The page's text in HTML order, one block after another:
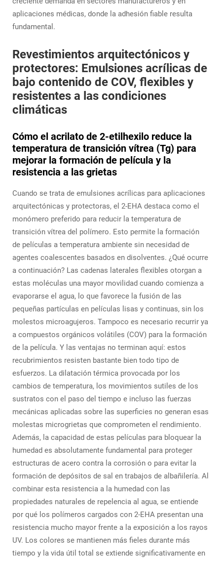
aplicaciones médicas, donde la adhesión fiable resulta
fundamental.
Revestimientos arquitectónicos y
protectores: Emulsiones acrílicas de
bajo contenido de COV, flexibles y
resistentes a las condiciones
climáticas
Cómo el acrilato de 2-etilhexilo reduce la
temperatura de transición vítrea (Tg) para
mejorar la formación de película y la
resistencia a las grietas
Cuando se trata de emulsiones acrílicas para aplicaciones
arquitectónicas y protectoras, el 2-EHA destaca como el
monómero preferido para reducir la temperatura de
transición vítrea del polímero. Esto permite la formación
de películas a temperatura ambiente sin necesidad de
agentes coalescentes basados en disolventes. ¿Qué ocurre
a continuación? Las cadenas laterales flexibles otorgan a
estas moléculas una mayor movilidad cuando comienza a
evaporarse el agua, lo que favorece la fusión de las
pequeñas partículas en películas lisas y continuas, sin los
molestos microagujeros. Tampoco es necesario recurrir ya
a compuestos orgánicos volátiles (COV) para la formación
de la película. Y las ventajas no terminan aquí: estos
recubrimientos resisten bastante bien todo tipo de
esfuerzos. La dilatación térmica provocada por los
cambios de temperatura, los movimientos sutiles de los
sustratos con el paso del tiempo e incluso las fuerzas
mecánicas aplicadas sobre las superficies no generan esas
molestas microgrietas que comprometen el rendimiento.
Además, la capacidad de estas películas para bloquear la
humedad es absolutamente fundamental para proteger
estructuras de acero contra la corrosión o para evitar la
formación de depósitos de sal en trabajos de albañilería. Al
combinar esta resistencia a la humedad con las
propiedades naturales de repelencia al agua, se entiende
por qué los polímeros cargados con 2-EHA presentan una
resistencia mucho mayor frente a la exposición a los rayos
UV. Los colores se mantienen más fieles durante más
tiempo y la vida útil total se extiende significativamente en